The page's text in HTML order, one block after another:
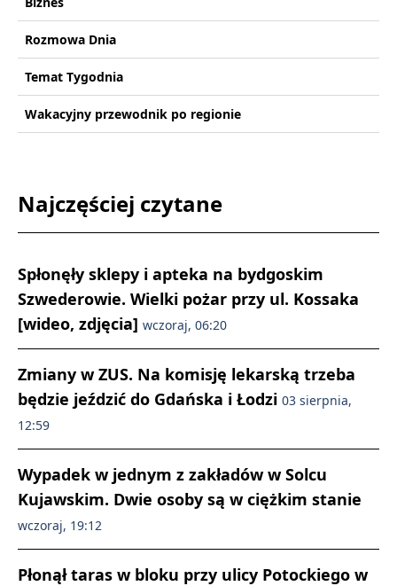
Rozmowa Dnia
Temat Tygodnia
Wakacyjny przewodnik po regionie
Najczęściej czytane
Spłonęły sklepy i apteka na bydgoskim
Szwederowie. Wielki pożar przy ul. Kossaka
[wideo, zdjęcia] wczoraj, 06:20
Zmiany w ZUS. Na komisję lekarską trzeba
będzie jeździć do Gdańska i Łodzi 03 sierpnia,
12:59
Wypadek w jednym z zakładów w Solcu
Kujawskim. Dwie osoby są w ciężkim stanie
wczoraj, 19:12
Płonął taras w bloku przy ulicy Potockiego w